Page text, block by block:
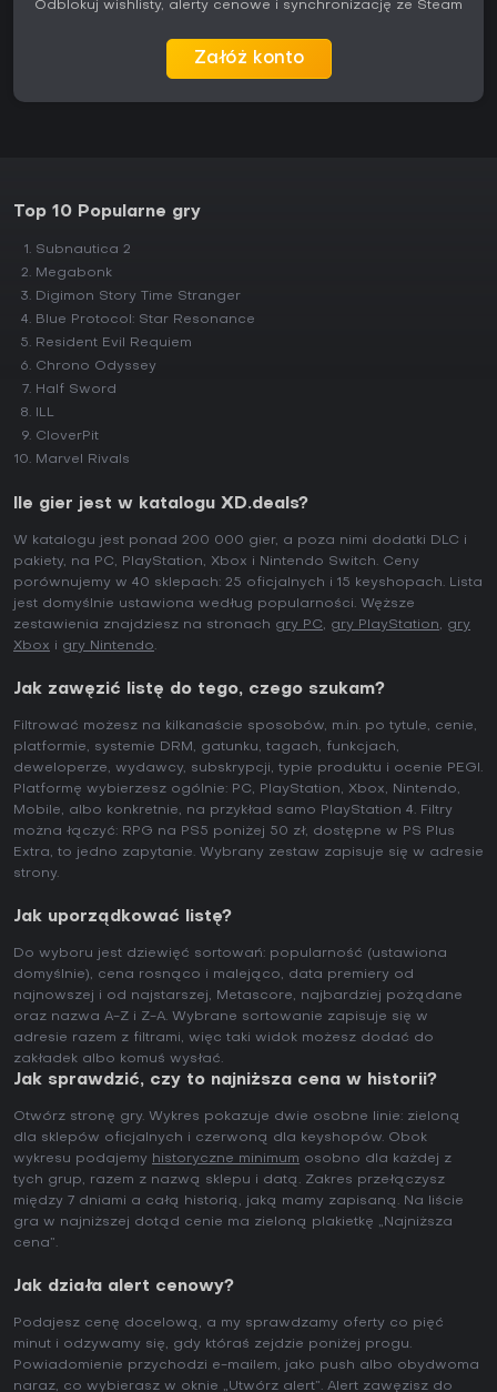
Odblokuj wishlisty, alerty cenowe i synchronizację ze Steam
Załóż konto
Top 10 Popularne gry
Subnautica 2
Megabonk
Digimon Story Time Stranger
Blue Protocol: Star Resonance
Resident Evil Requiem
Chrono Odyssey
Half Sword
ILL
CloverPit
Marvel Rivals
Ile gier jest w katalogu XD.deals?
W katalogu jest ponad 200 000 gier, a poza nimi dodatki DLC i
pakiety, na PC, PlayStation, Xbox i Nintendo Switch. Ceny
porównujemy w 40 sklepach: 25 oficjalnych i 15 keyshopach. Lista
jest domyślnie ustawiona według popularności. Węższe
zestawienia znajdziesz na stronach gry PC, gry PlayStation, gry
Xbox i gry Nintendo.
Jak zawęzić listę do tego, czego szukam?
Filtrować możesz na kilkanaście sposobów, m.in. po tytule, cenie,
platformie, systemie DRM, gatunku, tagach, funkcjach,
deweloperze, wydawcy, subskrypcji, typie produktu i ocenie PEGI.
Platformę wybierzesz ogólnie: PC, PlayStation, Xbox, Nintendo,
Mobile, albo konkretnie, na przykład samo PlayStation 4. Filtry
można łączyć: RPG na PS5 poniżej 50 zł, dostępne w PS Plus
Extra, to jedno zapytanie. Wybrany zestaw zapisuje się w adresie
strony.
Jak uporządkować listę?
Do wyboru jest dziewięć sortowań: popularność (ustawiona
domyślnie), cena rosnąco i malejąco, data premiery od
najnowszej i od najstarszej, Metascore, najbardziej pożądane
oraz nazwa A-Z i Z-A. Wybrane sortowanie zapisuje się w
adresie razem z filtrami, więc taki widok możesz dodać do
zakładek albo komuś wysłać.
Jak sprawdzić, czy to najniższa cena w historii?
Otwórz stronę gry. Wykres pokazuje dwie osobne linie: zieloną
dla sklepów oficjalnych i czerwoną dla keyshopów. Obok
wykresu podajemy historyczne minimum osobno dla każdej z
tych grup, razem z nazwą sklepu i datą. Zakres przełączysz
między 7 dniami a całą historią, jaką mamy zapisaną. Na liście
gra w najniższej dotąd cenie ma zieloną plakietkę „Najniższa
cena”.
Jak działa alert cenowy?
Podajesz cenę docelową, a my sprawdzamy oferty co pięć
minut i odzywamy się, gdy któraś zejdzie poniżej progu.
Powiadomienie przychodzi e-mailem, jako push albo obydwoma
naraz, co wybierasz w oknie „Utwórz alert”. Alert zawęzisz do